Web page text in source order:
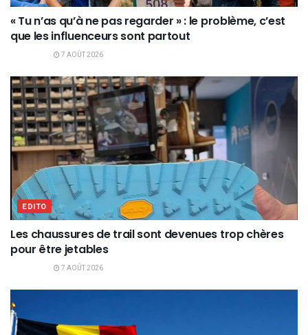
« Tu n’as qu’à ne pas regarder » : le problème, c’est
que les influenceurs sont partout
7 AOÛT 2026
EDITO
Les chaussures de trail sont devenues trop chères
pour être jetables
7 AOÛT 2026